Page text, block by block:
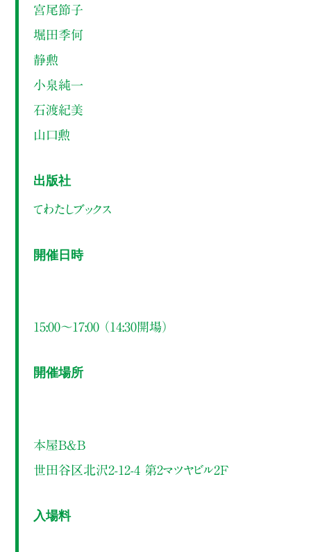
宮尾節子
堀田季何
静勲
小泉純一
石渡紀美
山口勲
出版社
てわたしブックス
開催日時
15:00～17:00 （14:30開場）
開催場所
本屋B&B
世田谷区北沢2-12-4 第2マツヤビル2F
入場料